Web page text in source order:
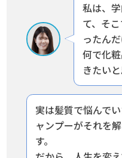
私は、
て、そ
ったんだ
何で化
きたい
実は髪質で悩んで
ャンプーがそれを
す。